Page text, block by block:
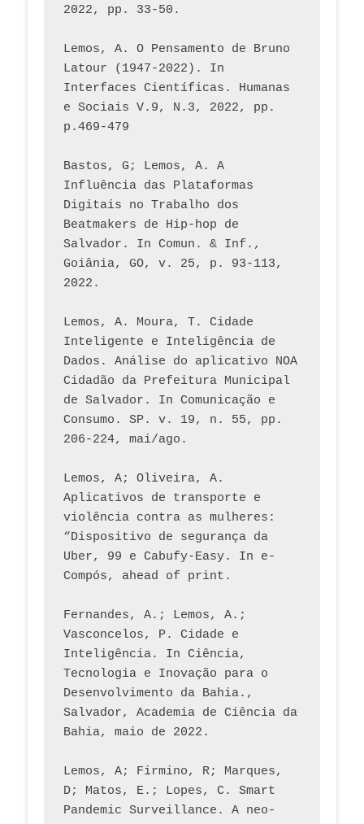
2022, pp. 33-50.
Lemos, A. O Pensamento de Bruno
Latour (1947-2022). In
Interfaces Científicas. Humanas
e Sociais V.9, N.3, 2022, pp.
p.469-479
Bastos, G; Lemos, A. A
Influência das Plataformas
Digitais no Trabalho dos
Beatmakers de Hip-hop de
Salvador. In Comun. & Inf.,
Goiânia, GO, v. 25, p. 93-113,
2022.
Lemos, A. Moura, T. Cidade
Inteligente e Inteligência de
Dados. Análise do aplicativo NOA
Cidadão da Prefeitura Municipal
de Salvador. In Comunicação e
Consumo. SP. v. 19, n. 55, pp.
206-224, mai/ago.
Lemos, A; Oliveira, A.
Aplicativos de transporte e
violência contra as mulheres:
“Dispositivo de segurança da
Uber, 99 e Cabufy-Easy. In e-
Compós, ahead of print.
Fernandes, A.; Lemos, A.;
Vasconcelos, P. Cidade e
Inteligência. In Ciência,
Tecnologia e Inovação para o
Desenvolvimento da Bahia.,
Salvador, Academia de Ciência da
Bahia, maio de 2022.
Lemos, A; Firmino, R; Marques,
D; Matos, E.; Lopes, C. Smart
Pandemic Surveillance. A neo-